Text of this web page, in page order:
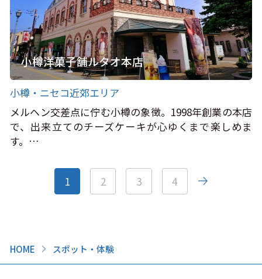
HOME スポット・体験
小樽洋菓子舗ルタオ本店
小樽・ニセコ近郊エリア
メルヘン交差点に佇む小樽の象徴。1998年創業の本店
で、出来立てのチーズケーキが心ゆくまで楽しめま
す。…
1 2 3 4